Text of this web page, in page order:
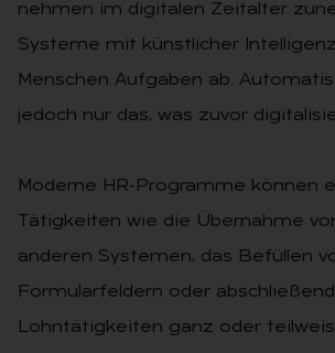
nehmen im digitalen Zeitalter
Systeme mit künstlicher
Menschen Aufgaben ab.
jedoch nur das, was zuvor
Moderne HR-Programme können
Tätigkeiten wie die Übernahme
anderen Systemen, das Befüllen
Formularfeldern oder
Lohntätigkeiten ganz oder